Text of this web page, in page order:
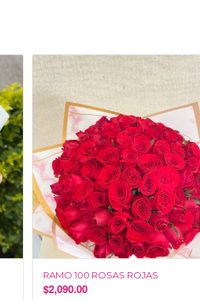
RAMO 100 ROSAS ROJAS
$2,090.00